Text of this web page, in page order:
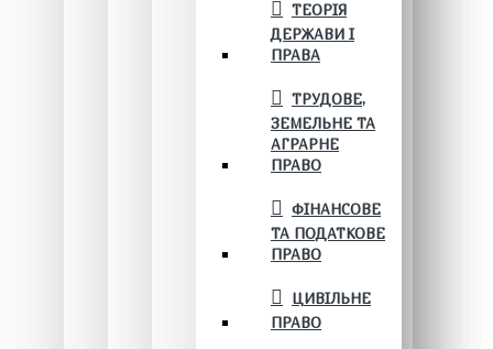
ТЕОРІЯ
ДЕРЖАВИ І
ПРАВА
ТРУДОВЕ,
ЗЕМЕЛЬНЕ ТА
АГРАРНЕ
ПРАВО
ФІНАНСОВЕ
ТА ПОДАТКОВЕ
ПРАВО
ЦИВІЛЬНЕ
ПРАВО